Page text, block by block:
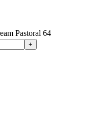
Pastoral 64